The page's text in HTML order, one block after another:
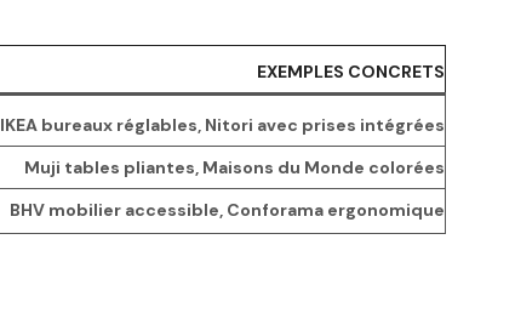
EXEMPLES CONCRETS
IKEA bureaux réglables, Nitori avec prises intégrées
Muji tables pliantes, Maisons du Monde colorées
BHV mobilier accessible, Conforama ergonomique